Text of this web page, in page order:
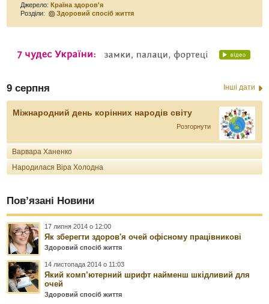
Джерело:Країна здоров'я
Розділи:
Здоровий спосіб життя
9 серпня Інші дати
Міжнародний день корінних народів світу
Розгорнути
Варвара Ханенко
Народилася Віра Холодна
Пов’язані Новини
17 липня 2014 о 12:00
Як зберегти здоров'я очей офісному працівникові
Здоровий спосіб життя
14 листопада 2014 о 11:03
Який комп’ютерний шрифт найменш шкідливий для
очей
Здоровий спосіб життя